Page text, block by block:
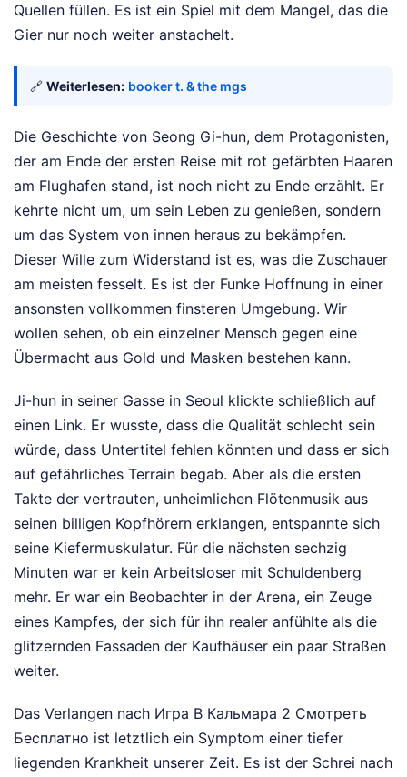
Quellen füllen. Es ist ein Spiel mit dem Mangel, das die
Gier nur noch weiter anstachelt.
🔗 Weiterlesen: booker t. & the mgs
Die Geschichte von Seong Gi-hun, dem Protagonisten,
der am Ende der ersten Reise mit rot gefärbten Haaren
am Flughafen stand, ist noch nicht zu Ende erzählt. Er
kehrte nicht um, um sein Leben zu genießen, sondern
um das System von innen heraus zu bekämpfen.
Dieser Wille zum Widerstand ist es, was die Zuschauer
am meisten fesselt. Es ist der Funke Hoffnung in einer
ansonsten vollkommen finsteren Umgebung. Wir
wollen sehen, ob ein einzelner Mensch gegen eine
Übermacht aus Gold und Masken bestehen kann.
Ji-hun in seiner Gasse in Seoul klickte schließlich auf
einen Link. Er wusste, dass die Qualität schlecht sein
würde, dass Untertitel fehlen könnten und dass er sich
auf gefährliches Terrain begab. Aber als die ersten
Takte der vertrauten, unheimlichen Flötenmusik aus
seinen billigen Kopfhörern erklangen, entspannte sich
seine Kiefermuskulatur. Für die nächsten sechzig
Minuten war er kein Arbeitsloser mit Schuldenberg
mehr. Er war ein Beobachter in der Arena, ein Zeuge
eines Kampfes, der sich für ihn realer anfühlte als die
glitzernden Fassaden der Kaufhäuser ein paar Straßen
weiter.
Das Verlangen nach Игра В Кальмара 2 Смотреть
Бесплатно ist letztlich ein Symptom einer tiefer
liegenden Krankheit unserer Zeit. Es ist der Schrei nach